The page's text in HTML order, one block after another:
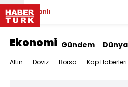
Canlı
Ekonomi Gündem Dünya
Altın Döviz Borsa Kap Haberleri